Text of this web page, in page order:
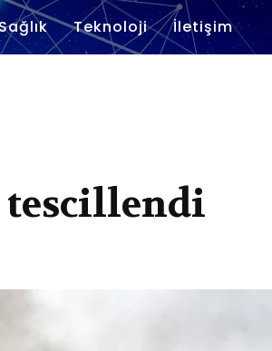
Teknoloji İletişim
tescillendi